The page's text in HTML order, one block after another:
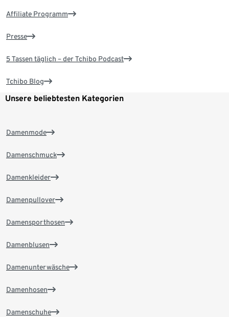
Affiliate Programm
Presse
5 Tassen täglich – der Tchibo Podcast
Tchibo Blog
Unsere beliebtesten Kategorien
Damenmode
Damenschmuck
Damenkleider
Damenpullover
Damensporthosen
Damenblusen
Damenunterwäsche
Damenhosen
Damenschuhe